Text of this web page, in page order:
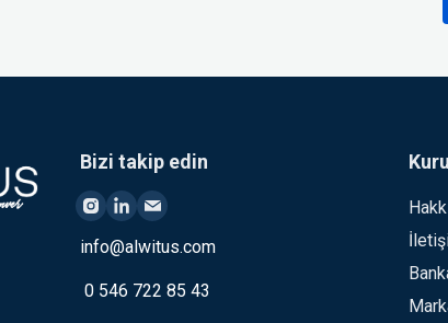
Bizi takip edin
info@alwitus.com
0 546 722 85 43